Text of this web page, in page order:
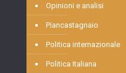
Opinioni e analisi
Piancastagnaio
Politica internazionale
Politica Italiana